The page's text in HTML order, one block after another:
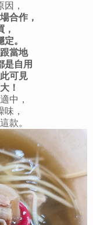
因，
合作，
。
當地
是自用
可見
！
中，
，
款。